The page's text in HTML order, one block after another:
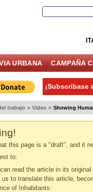
URBANA CAMPAÑA
¡Subscribase
trabajo » Video » Showing
this page is a "draft", and it
to:
read the article in its original
us to translate this article,
of Inhabitants: